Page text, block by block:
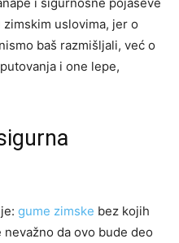
uslovima, jer o
baš razmišljali, već o
i one lepe,
gume zimske bez kojih
da ovo bude deo